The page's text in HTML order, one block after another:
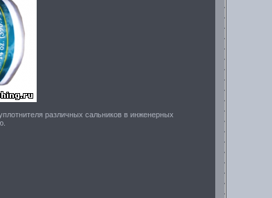
различных сальников в инженерных